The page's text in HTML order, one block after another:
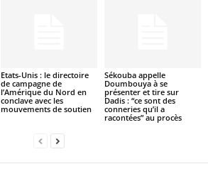
Etats-Unis : le directoire
de campagne de
l’Amérique du Nord en
conclave avec les
mouvements de soutien
Sékouba appelle
Doumbouya à se
présenter et tire sur
Dadis : “ce sont des
conneries qu’il a
racontées” au procès